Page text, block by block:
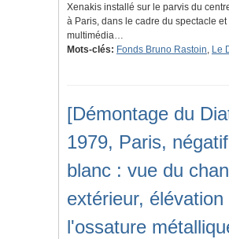
Xenakis installé sur le parvis du
à Paris, dans le cadre du spectacle et
multimédia…
Mots-clés: Fonds Bruno Rastoin, Le
[Démontage du
1979, Paris,
blanc : vue du
extérieur, élévation
l'ossature